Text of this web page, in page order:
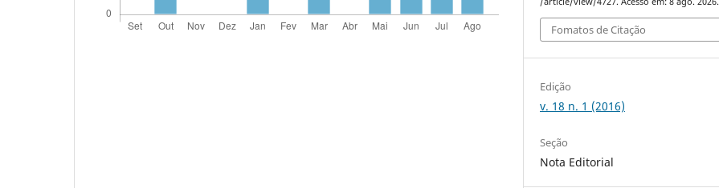
Fomatos de Citação
Edição
v. 18 n. 1 (2016)
Seção
Nota Editorial